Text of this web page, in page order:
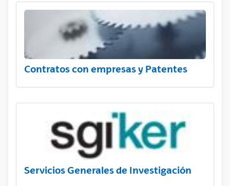
Contratos con empresas y Patentes
Servicios Generales de Investigación